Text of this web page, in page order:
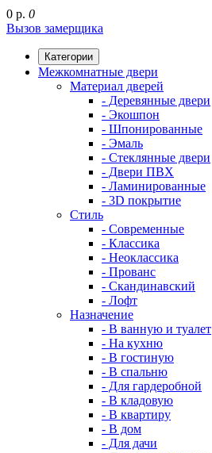
0 р. 0
Вызов замерщика
Категории
Межкомнатные двери
Материал дверей
- Деревянные двери
- Экошпон
- Шпонированные
- Эмаль
- Стеклянные двери
- Двери ПВХ
- Ламинированные
- 3D покрытие
Стиль
- Современные
- Классика
- Неоклассика
- Прованс
- Скандинавский
- Лофт
Назначение
- В ванную и туалет
- На кухню
- В гостиную
- В спальню
- Для гардеробной
- В кладовую
- В квартиру
- В дом
- Для дачи